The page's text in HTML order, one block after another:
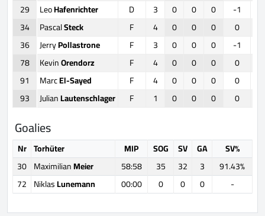
29
LeoHafenrichter D 3 0 0 0 -1
34
PascalSteck F 4 0 0 0 0
36
JerryPollastrone F 3 0 0 0 -1
78
KevinOrendorz F 4 0 0 0 0
91
MarcEl-Sayed F 4 0 0 0 0
93
JulianLautenschlager F 1 0 0 0 0
Goalies
Nr Torhüter MIP SOG SV GA
SV%
30 MaximilianMeier 58:58 35 32 3
91.43%
72 NiklasLunemann 00:00 0 0 0 -